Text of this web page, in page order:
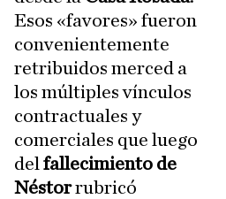
Esos «favores» fueron
convenientemente
retribuidos merced a
los múltiples vínculos
contractuales y
comerciales que luego
del fallecimiento de
Néstorrubricó